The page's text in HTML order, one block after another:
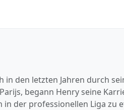
in den letzten Jahren durch
begann Henry seine
in der professionellen Liga zu